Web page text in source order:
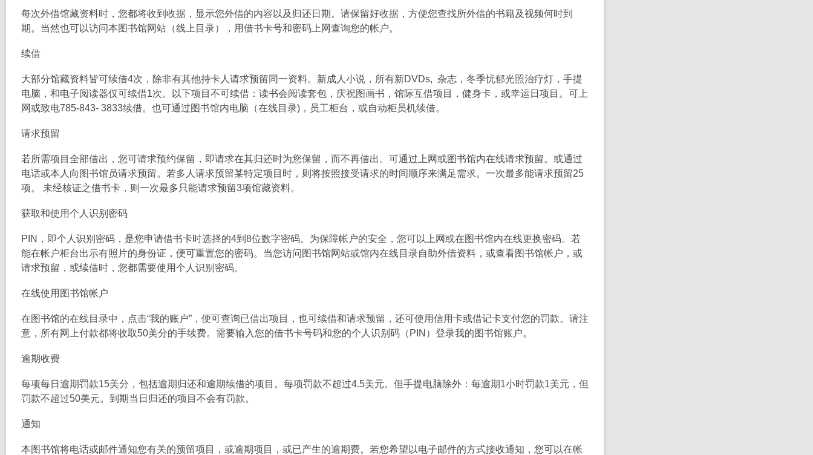
每次外借馆藏资料时，您都将收到收据，显示您外借的内容以及归还日期。请保留好收据，方便您查找所外借的书籍及视频何时到
期。当然也可以访问本图书馆网站（线上目录），用借书卡号和密码上网查询您的帐户。
续借
大部分馆藏资料皆可续借4次，除非有其他持卡人请求预留同一资料。新成人小说，所有新DVDs, 杂志，冬季忧郁光照治疗灯，手提
电脑，和电子阅读器仅可续借1次。以下项目不可续借：读书会阅读套包，庆祝图画书，馆际互借项目，健身卡，或幸运日项目。可上
网或致电785-843- 3833续借。也可通过图书馆内电脑（在线目录)，员工柜台，或自动柜员机续借。
请求预留
若所需项目全部借出，您可请求预约保留，即请求在其归还时为您保留，而不再借出。可通过上网或图书馆内在线请求预留。或通过
电话或本人向图书馆员请求预留。若多人请求预留某特定项目时，则将按照接受请求的时间顺序来满足需求。一次最多能请求预留25
项。 未经核证之借书卡，则一次最多只能请求预留3项馆藏资料。
获取和使用个人识别密码
PIN，即个人识别密码，是您申请借书卡时选择的4到8位数字密码。为保障帐户的安全，您可以上网或在图书馆内在线更换密码。若
能在帐户柜台出示有照片的身份证，便可重置您的密码。当您访问图书馆网站或馆内在线目录自助外借资料，或查看图书馆帐户，或
请求预留，或续借时，您都需要使用个人识别密码。
在线使用图书馆帐户
在图书馆的在线目录中，点击“我的账户”，便可查询已借出项目，也可续借和请求预留，还可使用信用卡或借记卡支付您的罚款。请注
意，所有网上付款都将收取50美分的手续费。需要输入您的借书卡号码和您的个人识别码（PIN）登录我的图书馆账户。
逾期收费
每项每日逾期罚款15美分，包括逾期归还和逾期续借的项目。每项罚款不超过4.5美元。但手提电脑除外：每逾期1小时罚款1美元，但
罚款不超过50美元。到期当日归还的项目不会有罚款。
通知
本图书馆将电话或邮件通知您有关的预留项目，或逾期项目，或已产生的逾期费。若您希望以电子邮件的方式接收通知，您可以在帐